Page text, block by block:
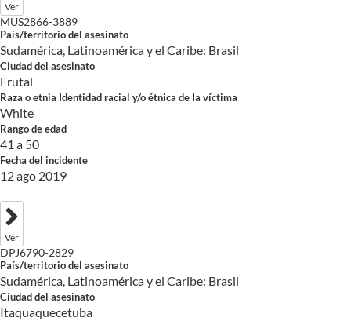
Ver
MUS2866-3889
País/territorio del asesinato
Sudamérica, Latinoamérica y el Caribe: Brasil
Ciudad del asesinato
Frutal
Raza o etnia Identidad racial y/o étnica de la víctima
White
Rango de edad
41 a 50
Fecha del incidente
12 ago 2019
Ver
DPJ6790-2829
País/territorio del asesinato
Sudamérica, Latinoamérica y el Caribe: Brasil
Ciudad del asesinato
Itaquaquecetuba